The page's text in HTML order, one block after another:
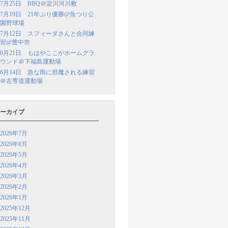
7月25日 BBQ＠淀川河川敷
7月19日 21年ぶり優勝@魚つり公
園野球場
7月12日 スフィーダさんと合同練
習@豊中市
6月21日 もはやここがホームグラ
ウンド＠下福島運動場
6月14日 急な雨に邪魔される練習
＠左専道運動場
カイブ
2026年7月
2026年6月
2026年5月
2026年4月
2026年3月
2026年2月
2026年1月
2025年12月
2025年11月